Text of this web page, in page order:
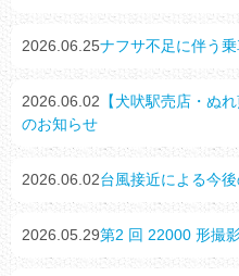
2026.06.25ナフサ不足に伴う
2026.06.02 【犬吠駅売店・ぬ
のお知らせ
2026.06.02台風接近による今
2026.05.29第2 回 22000 形撮